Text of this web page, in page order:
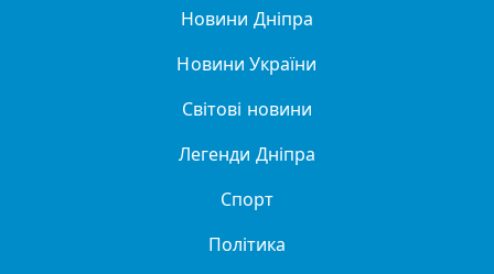
Новини Дніпра
Новини України
Світові новини
Легенди Дніпра
Спорт
Політика